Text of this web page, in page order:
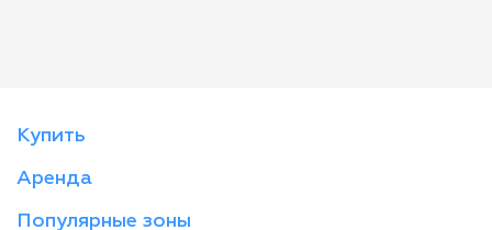
Купить
Аренда
Популярные зоны